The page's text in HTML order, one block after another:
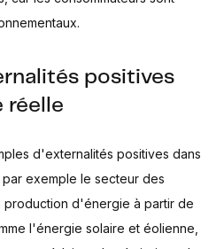
positives
réelle
d'externalités positives dans
exemple le secteur des
production d'énergie à partir de
l'énergie solaire et éolienne,